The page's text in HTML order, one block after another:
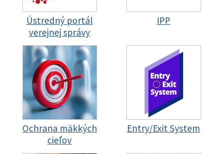
Ústredný portál
verejnej správy
IPP
Ochrana mäkkých
cieľov
Entry/Exit System